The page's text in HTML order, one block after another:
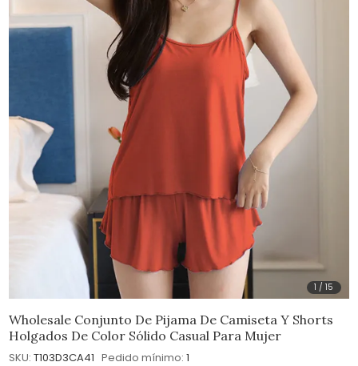
1 /15
Wholesale Conjunto De Pijama De Camiseta Y Shorts
Holgados De Color Sólido Casual Para Mujer
SKU: T103D3CA41 Pedido mínimo: 1